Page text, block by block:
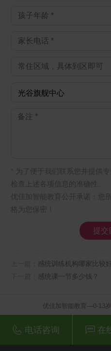
* 为了便于我们联系您并提供
检查上述各项信息的准确性。
优佳加智能教育公开承诺：您
格为您保密！
感统训练机构哪家比较
感统课一节多少钱？
优佳加智能教育—0-13岁
电话咨询 在